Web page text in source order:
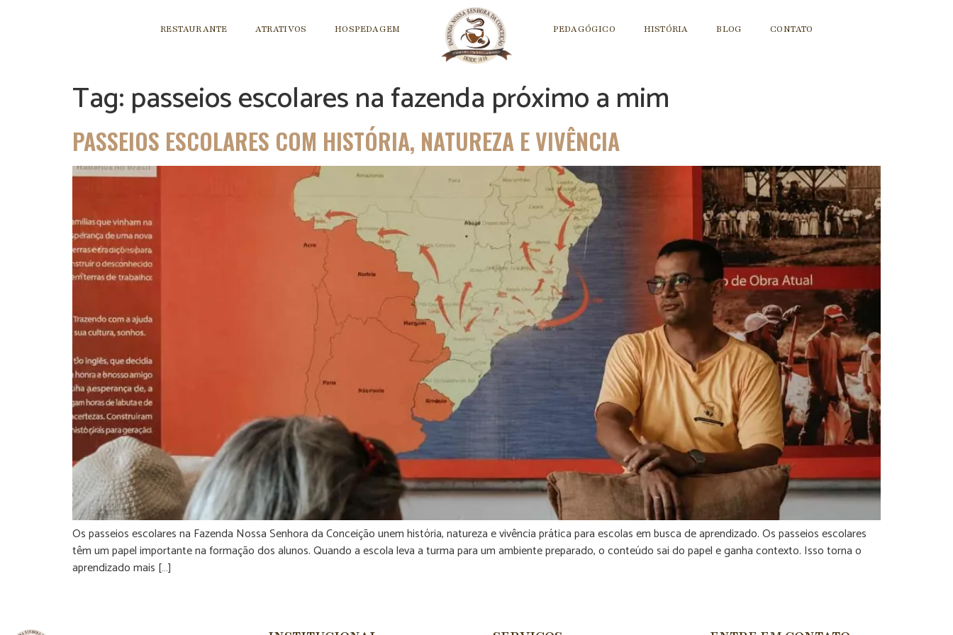
RESTAURANTE ATRATIVOS HOSPEDAGEM PEDAGÓGICO HISTÓRIA BLOG CONTATO
Tag:passeios escolares na fazenda próximo a mim
PASSEIOS ESCOLARES COM HISTÓRIA, NATUREZA E VIVÊNCIA
Os passeios escolares na Fazenda Nossa Senhora da Conceição unem história, natureza e vivência prática para escolas em busca de aprendizado. Os passeios escolares
têm um papel importante na formação dos alunos. Quando a escola leva a turma para um ambiente preparado, o conteúdo sai do papel e ganha contexto. Isso torna o
aprendizado mais […]